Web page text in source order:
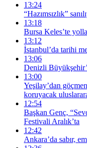
13:24
“Hazımsızlık”
13:18
Bursa Keles’te
13:12
İstanbul’da tarihi
13:06
Denizli
13:00
Yeşilay’dan
koruyacak
12:54
Başkan Genç,
Festivali Aralık’ta
12:42
Ankara’da sabır,